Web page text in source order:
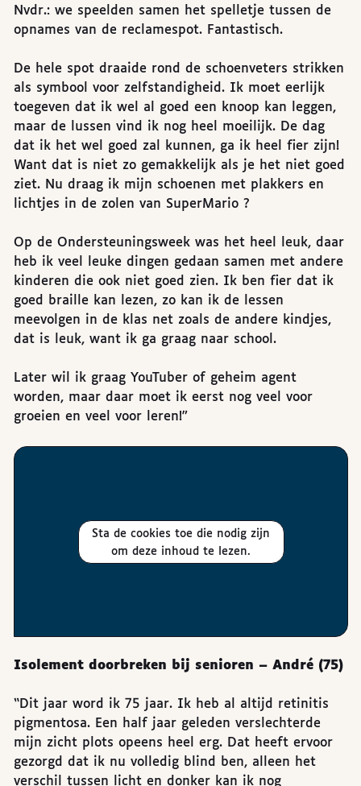
Nvdr.: we speelden samen het spelletje tussen de
opnames van de reclamespot. Fantastisch.
De hele spot draaide rond de schoenveters strikken
als symbool voor zelfstandigheid. Ik moet eerlijk
toegeven dat ik wel al goed een knoop kan leggen,
maar de lussen vind ik nog heel moeilijk. De dag
dat ik het wel goed zal kunnen, ga ik heel fier zijn!
Want dat is niet zo gemakkelijk als je het niet goed
ziet. Nu draag ik mijn schoenen met plakkers en
lichtjes in de zolen van SuperMario ?
Op de Ondersteuningsweek was het heel leuk, daar
heb ik veel leuke dingen gedaan samen met andere
kinderen die ook niet goed zien. Ik ben fier dat ik
goed braille kan lezen, zo kan ik de lessen
meevolgen in de klas net zoals de andere kindjes,
dat is leuk, want ik ga graag naar school.
Later wil ik graag YouTuber of geheim agent
worden, maar daar moet ik eerst nog veel voor
groeien en veel voor leren!”
Sta de cookies toe die nodig zijn
om deze inhoud te lezen.
Isolement doorbreken bij senioren – André (75)
“Dit jaar word ik 75 jaar. Ik heb al altijd retinitis
pigmentosa. Een half jaar geleden verslechterde
mijn zicht plots opeens heel erg. Dat heeft ervoor
gezorgd dat ik nu volledig blind ben, alleen het
verschil tussen licht en donker kan ik nog